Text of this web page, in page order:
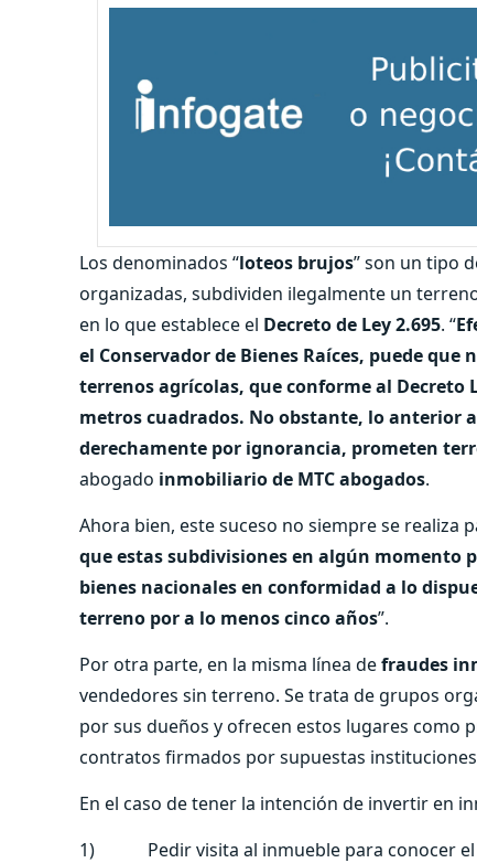
Los denominados “loteos brujos” son un tipo
organizadas, subdividen ilegalmente un
en lo que establece el Decreto de Ley 2.695. “
el Conservador de Bienes Raíces, puede
terrenos agrícolas, que conforme al Decreto
metros cuadrados. No obstante, lo anterior
derechamente por ignorancia, prometen
abogado inmobiliario de MTC abogados.
Ahora bien, este suceso no siempre se realiza
que estas subdivisiones en algún momento
bienes nacionales en conformidad a lo
terreno por a lo menos cinco años”.
Por otra parte, en la misma línea defraudes
vendedores sin terreno. Se trata de grupos
por sus dueños y ofrecen estos lugares como
contratos firmados por supuestas
En el caso de tener la intención de invertir en
1) Pedir visita al inmueble para conocer el